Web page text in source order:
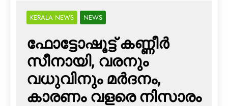
KERALA NEWS NEWS
ഫോട്ടോഷൂട്ട് കണ്ണീര്‍
സീനായി, വരനും
വധുവിനും മര്‍ദനം,
കാരണം വളരെ നിസാരം